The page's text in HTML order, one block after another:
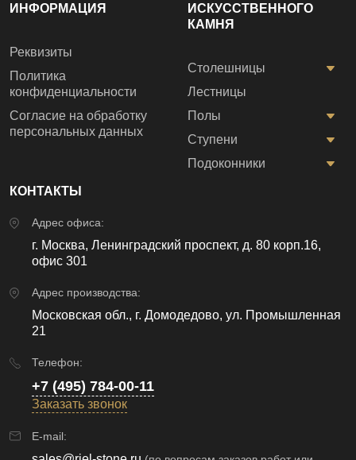
ИНФОРМАЦИЯ
Реквизиты
Политика
конфиденциальности
Согласие на обработку
персональных данных
ИСКУССТВЕННОГО
КАМНЯ
Столешницы
Лестницы
Полы
Ступени
Подоконники
КОНТАКТЫ
Адрес офиса:
г. Москва, Ленинградский проспект, д. 80 корп.16,
офис 301
Адрес производства:
Московская обл., г. Домодедово, ул. Промышленная
21
Телефон:
+7 (495) 784-00-11
Заказать звонок
E-mail: